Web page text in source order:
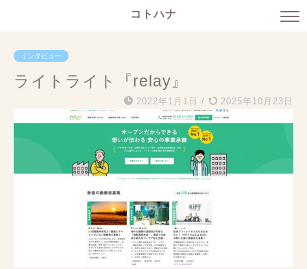
コトハナ
インタビュー
ライトライト『relay』
2022年1月1日 / 2025年10月23日